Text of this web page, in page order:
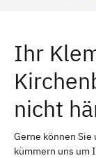
Ihr
nicht
Gerne können
kümmern uns um